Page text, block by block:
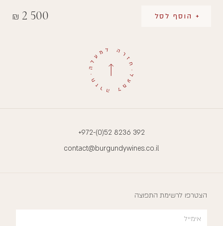
₪ 2 500 + הוסף לסל
+972-(0)52 8236 392
contact@burgundywines.co.il
הצטרפו לרשימת התפוצה